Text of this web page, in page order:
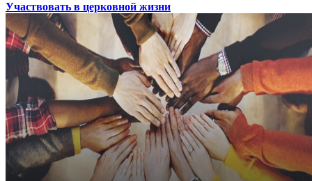
Участвовать в церковной жизни